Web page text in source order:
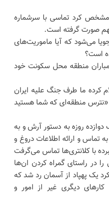
کرد تماسی با سرشماره
صورت گرفته است.
می‌شود که آیا ماموریت‌های
است؟
منطقه محل سکونت خود
کرده ما طرف جنگ علیه ایران
«نترس منطقه‌ای که شما هستید
روزه به دستور آرش و به
تماس و ارائه اطلاعات دروغ و
با کلانتری‌ها تماس می‌گرفت
در راستای گمراه کردن ان‌ها
یک پهپاد از آسمان رد شد که
کارهای دیگری غیر از امور و